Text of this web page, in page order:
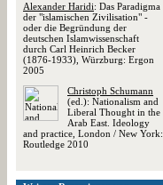
Alexander Haridi: Das Paradigma
der "islamischen Zivilisation" -
oder die Begründung der
deutschen Islamwissenschaft
durch Carl Heinrich Becker
(1876-1933), Würzburg: Ergon
2005
Christoph Schumann
(ed.): Nationalism and
Liberal Thought in the
Arab East. Ideology
and practice, London / New York:
Routledge 2010